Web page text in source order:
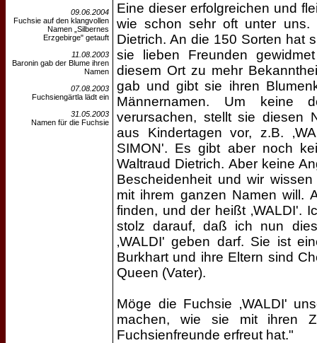
09.06.2004
Fuchsie auf den klangvollen
Namen „Silbernes
Erzgebirge" getauft
11.08.2003
Baronin gab der Blume ihren
Namen
07.08.2003
Fuchsiengärtla lädt ein
31.05.2003
Namen für die Fuchsie
Eine dieser erfolgreichen und
wie schon sehr oft unter uns.
Dietrich. An die 150 Sorten hat
sie lieben Freunden
diesem Ort zu mehr
gab und gibt sie ihren
Männernamen. Um keine
verursachen, stellt sie diesen
aus Kindertagen vor, z.B.
SIMON'. Es gibt aber noch
Waltraud Dietrich. Aber keine
Bescheidenheit und wir
mit ihrem ganzen Namen will.
finden, und der heißt ‚WALDI'.
stolz darauf, daß ich nun
‚WALDI' geben darf. Sie ist
Burkhart und ihre Eltern sind
Queen (Vater).
Möge die Fuchsie ‚WALDI'
machen, wie sie mit ihren
Fuchsienfreunde erfreut hat."